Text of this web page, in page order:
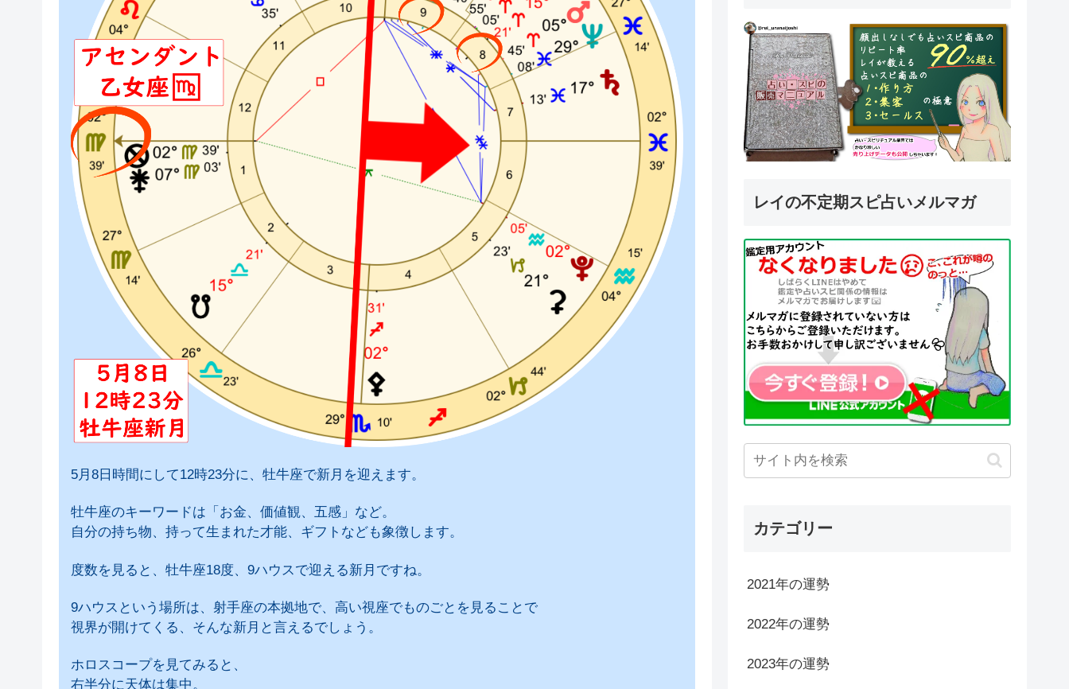
5月8日時間にして12時23分に、牡牛座で新月を迎えます。
牡牛座のキーワードは「お金、価値観、五感」など。
自分の持ち物、持って生まれた才能、ギフトなども象徴します。
度数を見ると、牡牛座18度、9ハウスで迎える新月ですね。
9ハウスという場所は、射手座の本拠地で、高い視座でものごとを見ることで
視界が開けてくる、そんな新月と言えるでしょう。
ホロスコープを見てみると、
右半分に天体は集中。
レイの不定期スピ占いメルマガ
カテゴリー
2021年の運勢
2022年の運勢
2023年の運勢